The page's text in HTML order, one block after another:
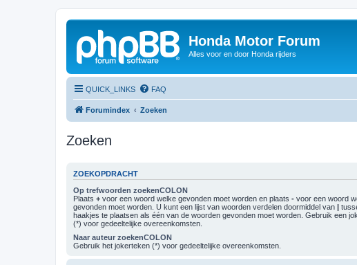
Honda Motor Forum
Alles voor en door Honda rijders
QUICK_LINKS FAQ
Forumindex Zoeken
Zoeken
ZOEKOPDRACHT
Op trefwoorden zoekenCOLON
Plaats + voor een woord welke gevonden moet worden en plaats - voor een woord
gevonden moet worden. U kunt een lijst van woorden verdelen doormiddel van |
haakjes te plaatsen als één van de woorden gevonden moet worden. Gebruik een
(*) voor gedeeltelijke overeenkomsten.
Naar auteur zoekenCOLON
Gebruik het jokerteken (*) voor gedeeltelijke overeenkomsten.